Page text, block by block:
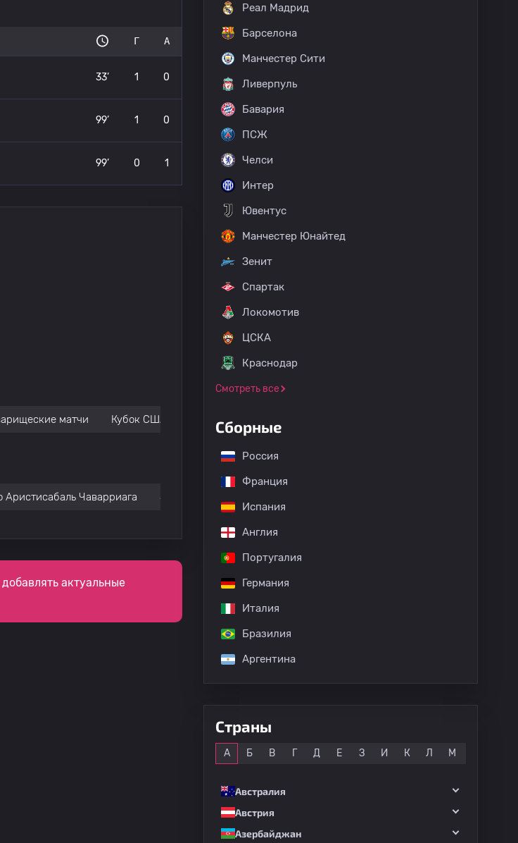
Г А
33’ 1 0
99’ 1 0
99’ 0 1
матчи Кубок США Чемпионат Канады
Аристисабаль Чаварриага Joshua Sargent
актуальные
Реал Мадрид
Барселона
Манчестер Сити
Ливерпуль
Бавария
ПСЖ
Челси
Интер
Ювентус
Манчестер Юнайтед
Зенит
Спартак
Локомотив
ЦСКА
Краснодар
Смотреть все
Сборные
Россия
Франция
Испания
Англия
Португалия
Германия
Италия
Бразилия
Аргентина
Страны
А Б В Г Д Е З И К Л М
Австралия
Австрия
Азербайджан